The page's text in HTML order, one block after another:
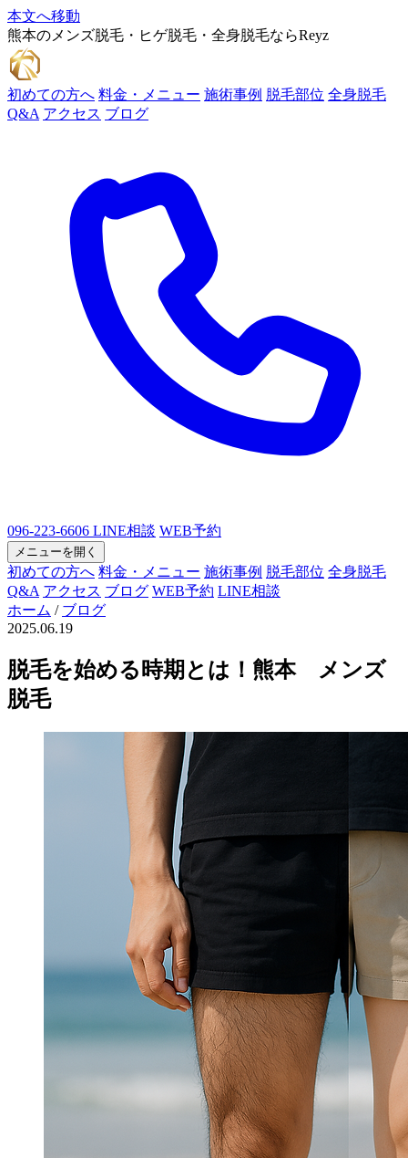
本文へ移動
熊本のメンズ脱毛・ヒゲ脱毛・全身脱毛ならReyz
初めての方へ 料金・メニュー 施術事例 脱毛部位 全身脱毛
Q&A アクセス ブログ
096-223-6606 LINE相談 WEB予約
メニューを開く
初めての方へ 料金・メニュー 施術事例 脱毛部位 全身脱毛
Q&A アクセス ブログ WEB予約 LINE相談
ホーム / ブログ
2025.06.19
脱毛を始める時期とは！熊本 メンズ
脱毛